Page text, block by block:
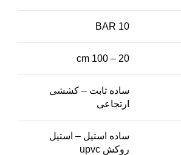
10 BAR
20 – 100 cm
ساده ثابت – کششی
ارتجاعی
ساده استیل – استیل
روکش upvc